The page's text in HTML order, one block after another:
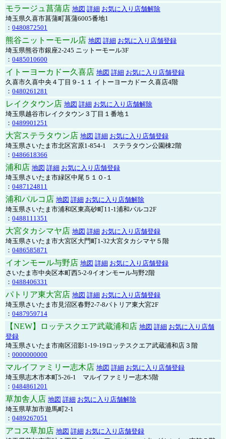
モラージュ菖蒲店 地図 詳細 お気に入り店舗解除
埼玉県久喜市菖蒲町菖蒲6005番地1
： 0480872501
熊谷ニットーモール店 地図 詳細 お気に入り店舗登録
埼玉県熊谷市銀座2-245 ニットーモール3F
： 0485010600
イトーヨーカドー久喜店 地図 詳細 お気に入り店舗登録
久喜市久喜中央４丁目９-１１ イトーヨーカドー 久喜店4階
： 0480261281
レイクタウン店 地図 詳細 お気に入り店舗解除
埼玉県越谷市レイクタウン３丁目１番地１
： 0489901251
大宮ステラタウン店 地図 詳細 お気に入り店舗登録
埼玉県さいたま市北区宮原1-854-1 ステラタウン公園棟2階
： 0486618366
浦和店 地図 詳細 お気に入り店舗登録
埼玉県さいたま市緑区中尾５１０-１
： 0487124811
浦和パルコ店 地図 詳細 お気に入り店舗解除
埼玉県さいたま市浦和区東高砂町11-1浦和パルコ2F
： 0488111351
大宮タカシマヤ店 地図 詳細 お気に入り店舗登録
埼玉県さいたま市大宮区大門町1-32大宮タカシマヤ５階
： 0486585871
イオンモール与野店 地図 詳細 お気に入り店舗登録
さいたま市中央区本町西5-2-9イオンモール与野2階
： 0488406331
パトリア東大宮店 地図 詳細 お気に入り店舗登録
埼玉県さいたま市見沼区春野2-7-8パトリア東大宮2F
： 0487959714
【NEW】ロッテスクエア武蔵浦和店 地図 詳細 お気に入り店舗
登録
埼玉県さいたま市南区沼影1-19-19ロッテスクエア武蔵浦和店３階
： 0000000000
マルイファミリー志木店 地図 詳細 お気に入り店舗登録
埼玉県志木市本町5-26-1 マルイファミリー志木5階
： 0484861201
草加舎人店 地図 詳細 お気に入り店舗解除
埼玉県草加市遊馬町2-1
： 0489267051
アコス草加店 地図 詳細 お気に入り店舗登録